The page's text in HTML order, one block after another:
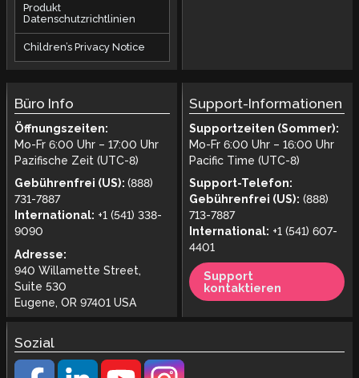
Produkt
Datenschutzrichtlinien
Children’s Privacy Notice
Büro Info
Öffnungszeiten:
Mo-Fr 6:00 Uhr – 17:00 Uhr
Pazifische Zeit (UTC-8)
Gebührenfrei (US): (888)
731-7887
International: +1 (541) 338-
9090
Adresse:
940 Willamette Street,
Suite 530
Eugene, OR 97401 USA
Support-Informationen
Supportzeiten (Sommer):
Mo-Fr 6:00 Uhr – 16:00 Uhr
Pacific Time (UTC-8)
Support-Telefon:
Gebührenfrei (US): (888)
713-7887
International: +1 (541) 607-
4401
Support
kontaktieren
Sozial